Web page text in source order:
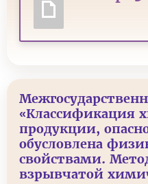
«Классификация
продукции,
обусловлена
свойствами.
взрывчатой